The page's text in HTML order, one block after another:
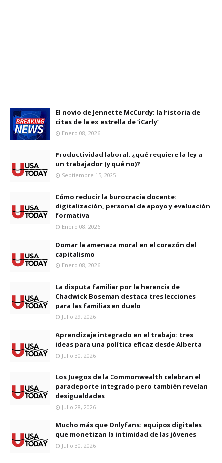
El novio de Jennette McCurdy: la historia de
citas de la ex estrella de ‘iCarly’
Enero 08, 2026
Productividad laboral: ¿qué requiere la ley a
un trabajador (y qué no)?
Septiembre 15, 2025
Cómo reducir la burocracia docente:
digitalización, personal de apoyo y evaluación
formativa
Enero 08, 2026
Domar la amenaza moral en el corazón del
capitalismo
Enero 08, 2026
La disputa familiar por la herencia de
Chadwick Boseman destaca tres lecciones
para las familias en duelo
Julio 29, 2026
Aprendizaje integrado en el trabajo: tres
ideas para una política eficaz desde Alberta
Julio 30, 2026
Los Juegos de la Commonwealth celebran el
paradeporte integrado pero también revelan
desigualdades
Julio 28, 2026
Mucho más que Onlyfans: equipos digitales
que monetizan la intimidad de las jóvenes
Julio 30, 2026